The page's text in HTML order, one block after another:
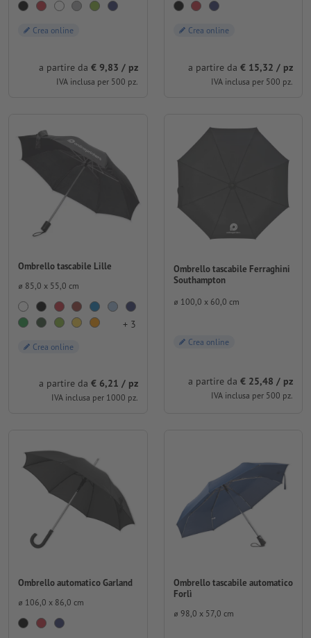
Crea online
a partire da € 9,83 / pz
IVA inclusa per 500 pz.
Crea online
a partire da € 15,32 / pz
IVA inclusa per 500 pz.
Ombrello tascabile Lille
⌀ 85,0 x 55,0 cm
+ 3
Crea online
a partire da € 6,21 / pz
IVA inclusa per 1000 pz.
Ombrello tascabile Ferraghini
Southampton
⌀ 100,0 x 60,0 cm
Crea online
a partire da € 25,48 / pz
IVA inclusa per 500 pz.
Ombrello automatico Garland
⌀ 106,0 x 86,0 cm
Ombrello tascabile automatico
Forlì
⌀ 98,0 x 57,0 cm